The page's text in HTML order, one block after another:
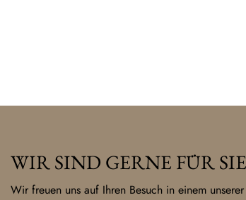
WIR SIND GERNE FÜR
Wir freuen uns auf Ihren Besuch in einem